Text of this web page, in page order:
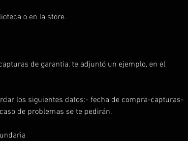
o en la store.
de garantia, te adjuntó un ejemplo, en el
los siguientes datos:- fecha de compra-capturas-
de problemas se te pedirán.